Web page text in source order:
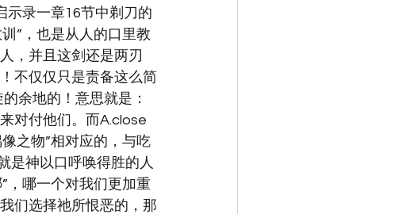
示录一章16节中剃刀的
”，也是从人的口里教
，并且这剑还是两刃
不仅仅只是责备这么简
余地的！意思就是：
对付他们。而A.close
之物”相对应的，与吃
是神以口呼唤得胜的人
，哪一个对我们更加重
们选择祂所恨恶的，那